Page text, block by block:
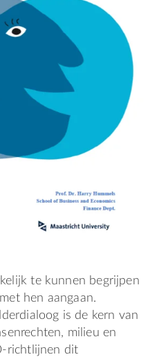
te kunnen begrijpen
hen aangaan.
is de kern van
milieu en
richtlijnen dit